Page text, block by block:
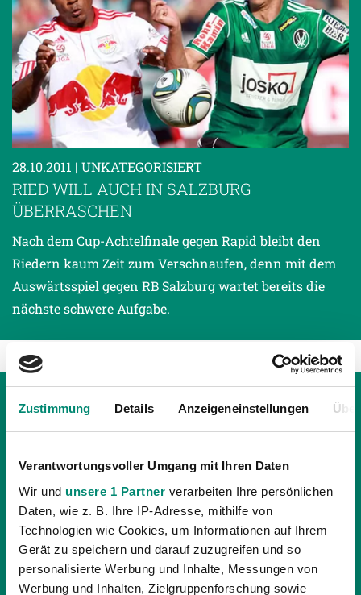
Zustimmung Details Anzeigeneinstellungen
Verantwortungsvoller Umgang mit Ihren Daten
Wir und unsere 1 Partner verarbeiten Ihre persönlichen
Daten, wie z. B. Ihre IP-Adresse, mithilfe von
Technologien wie Cookies, um Informationen auf Ihrem
Gerät zu speichern und darauf zuzugreifen und so
personalisierte Werbung und Inhalte, Messungen von
Werbung und Inhalten, Zielgruppenforschung sowie
28.10.2011 | UNKATEGORISIERT
RIED WILL AUCH IN SALZBURG
ÜBERRASCHEN
Nach dem Cup-Achtelfinale gegen Rapid bleibt den
Riedern kaum Zeit zum Verschnaufen, denn mit dem
Auswärtsspiel gegen RB Salzburg wartet bereits die
nächste schwere Aufgabe.